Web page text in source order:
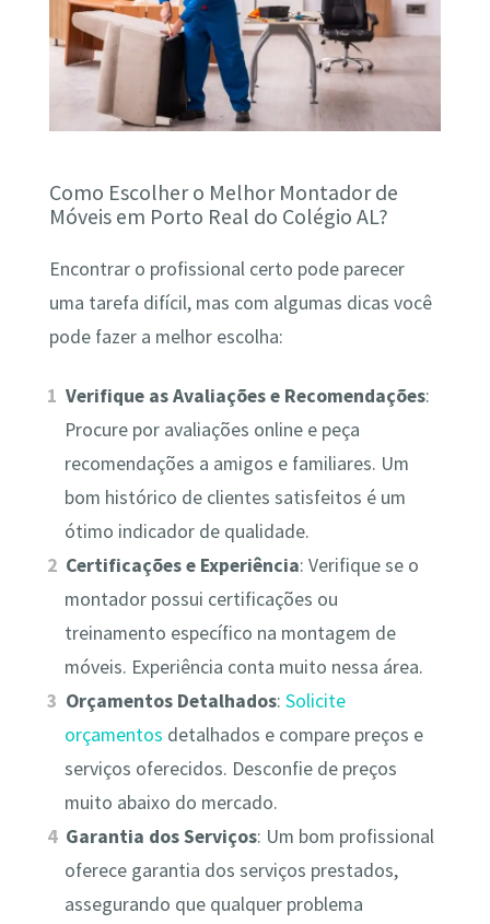
Como Escolher o Melhor Montador de
Móveis em Porto Real do Colégio AL?
Encontrar o profissional certo pode parecer
uma tarefa difícil, mas com algumas dicas você
pode fazer a melhor escolha:
Verifique as Avaliações e Recomendações:
Procure por avaliações online e peça
recomendações a amigos e familiares. Um
bom histórico de clientes satisfeitos é um
ótimo indicador de qualidade.
Certificações e Experiência: Verifique se o
montador possui certificações ou
treinamento específico na montagem de
móveis. Experiência conta muito nessa área.
Orçamentos Detalhados:Solicite
orçamentos detalhados e compare preços e
serviços oferecidos. Desconfie de preços
muito abaixo do mercado.
Garantia dos Serviços: Um bom profissional
oferece garantia dos serviços prestados,
assegurando que qualquer problema